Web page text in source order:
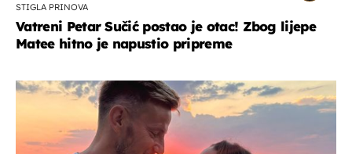
STIGLA PRINOVA
Vatreni Petar Sučić postao je otac! Zbog lijepe
Matee hitno je napustio pripreme